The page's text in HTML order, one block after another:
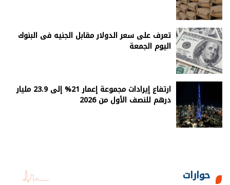
تعرف على سعر الدولار مقابل الجنيه فى البنوك
اليوم الجمعة
ارتفاع إيرادات مجموعة إعمار 21% إلى 23.9 مليار
درهم للنصف الأول من 2026
حوارات